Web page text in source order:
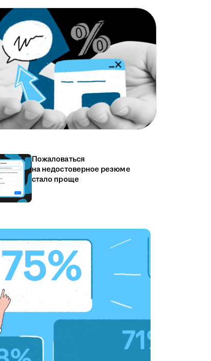
Пожаловаться
на недостоверное резюме
стало проще